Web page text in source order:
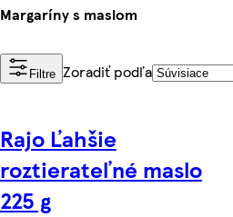
Margaríny s maslom
Filtre Zoradiť podľa
Rajo Ľahšie
roztierateľné maslo
225 g